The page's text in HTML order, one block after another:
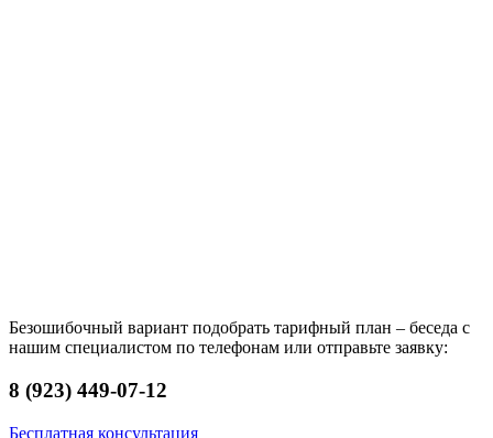
Безошибочный вариант подобрать тарифный план – беседа с
нашим специалистом по телефонам или отправьте заявку:
8 (923) 449-07-12
Бесплатная консультация